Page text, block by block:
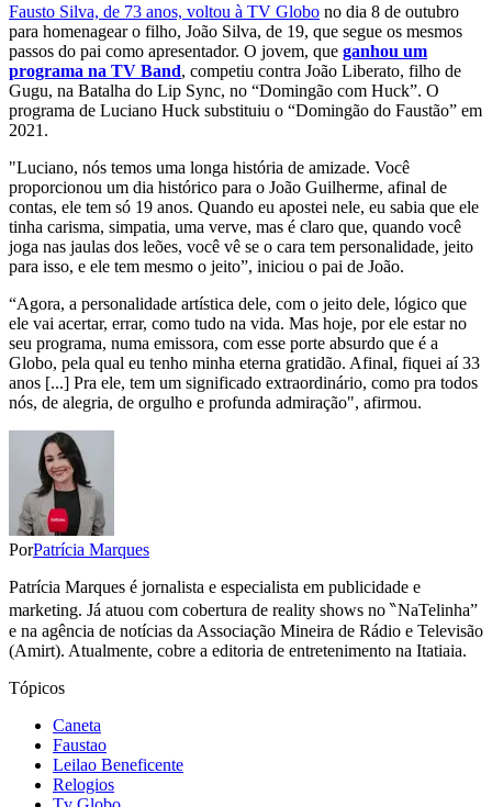
Fausto Silva, de 73 anos, voltou à TV Globo no dia 8 de outubro
para homenagear o filho, João Silva, de 19, que segue os mesmos
passos do pai como apresentador. O jovem, que ganhou um
programa na TV Band, competiu contra João Liberato, filho de
Gugu, na Batalha do Lip Sync, no “Domingão com Huck”. O
programa de Luciano Huck substituiu o “Domingão do Faustão” em
2021.
"Luciano, nós temos uma longa história de amizade. Você
proporcionou um dia histórico para o João Guilherme, afinal de
contas, ele tem só 19 anos. Quando eu apostei nele, eu sabia que ele
tinha carisma, simpatia, uma verve, mas é claro que, quando você
joga nas jaulas dos leões, você vê se o cara tem personalidade, jeito
para isso, e ele tem mesmo o jeito”, iniciou o pai de João.
“Agora, a personalidade artística dele, com o jeito dele, lógico que
ele vai acertar, errar, como tudo na vida. Mas hoje, por ele estar no
seu programa, numa emissora, com esse porte absurdo que é a
Globo, pela qual eu tenho minha eterna gratidão. Afinal, fiquei aí 33
anos [...] Pra ele, tem um significado extraordinário, como pra todos
nós, de alegria, de orgulho e profunda admiração", afirmou.
PorPatrícia Marques
Patrícia Marques é jornalista e especialista em publicidade e
marketing. Já atuou com cobertura de reality shows no ‶NaTelinha”
e na agência de notícias da Associação Mineira de Rádio e Televisão
(Amirt). Atualmente, cobre a editoria de entretenimento na Itatiaia.
Tópicos
Caneta
Faustao
Leilao Beneficente
Relogios